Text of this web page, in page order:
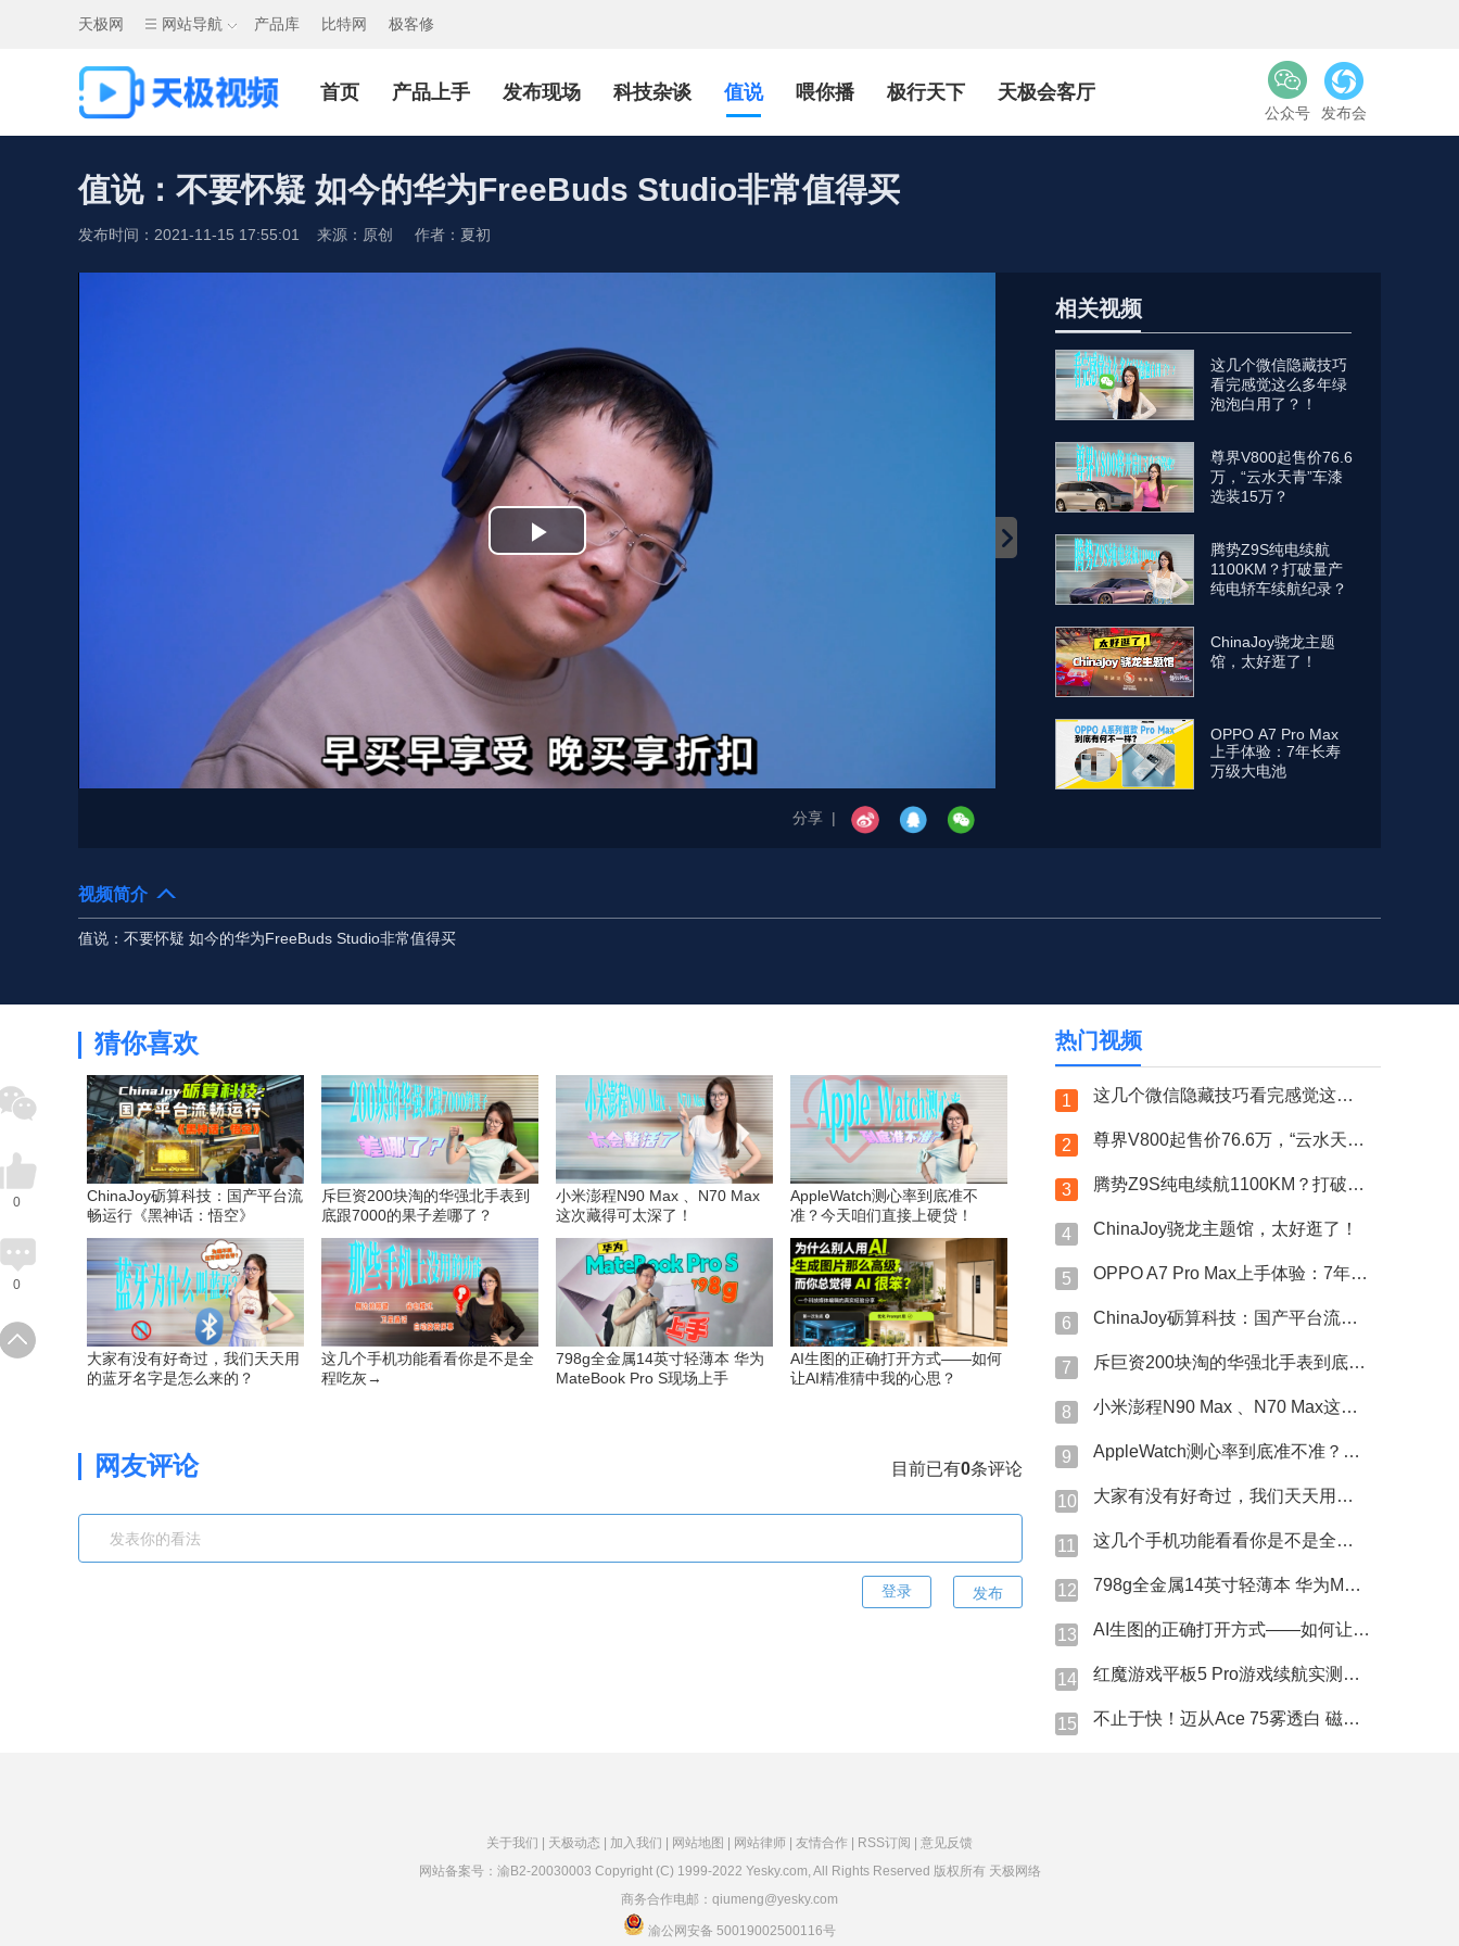
天极网 网站导航 产品库 比特网 极客修
首页 产品上手 发布现场 科技杂谈 值说 喂你播 极行天下 天极会客厅
公众号 发布会
值说：不要怀疑 如今的华为FreeBuds Studio非常值得买
发布时间：2021-11-15 17:55:01 来源：原创 作者：夏初
Play
Video
分享 |
相关视频
这几个微信隐藏技巧
看完感觉这么多年绿
泡泡白用了？！
尊界V800起售价76.6
万，“云水天青”车漆
选装15万？
腾势Z9S纯电续航
1100KM？打破量产
纯电轿车续航纪录？
ChinaJoy骁龙主题
馆，太好逛了！
OPPO A7 Pro Max
上手体验：7年长寿
万级大电池
视频简介
值说：不要怀疑 如今的华为FreeBuds Studio非常值得买
0
0
猜你喜欢
ChinaJoy砺算科技：国产平台流
畅运行《黑神话：悟空》
斥巨资200块淘的华强北手表到
底跟7000的果子差哪了？
小米澎程N90 Max 、N70 Max
这次藏得可太深了！
AppleWatch测心率到底准不
准？今天咱们直接上硬贷！
大家有没有好奇过，我们天天用
的蓝牙名字是怎么来的？
这几个手机功能看看你是不是全
程吃灰→
798g全金属14英寸轻薄本 华为
MateBook Pro S现场上手
AI生图的正确打开方式——如何
让AI精准猜中我的心思？
网友评论 目前已有0条评论
发布
热门视频
1 这几个微信隐藏技巧看完感觉这么多年绿泡泡白用了？！
2 尊界V800起售价76.6万，“云水天青”车漆选装15万？
3 腾势Z9S纯电续航1100KM？打破量产纯电轿车续航纪录？
4 ChinaJoy骁龙主题馆，太好逛了！
5 OPPO A7 Pro Max上手体验：7年长寿万级大电池
6 ChinaJoy砺算科技：国产平台流畅运行《黑神话：悟空》
7 斥巨资200块淘的华强北手表到底跟7000的果子差哪了？
8 小米澎程N90 Max 、N70 Max这次藏得可太深了！
9 AppleWatch测心率到底准不准？今天咱们直接上硬贷！
10 大家有没有好奇过，我们天天用的蓝牙名字是怎么来的？
11 这几个手机功能看看你是不是全程吃灰→
12 798g全金属14英寸轻薄本 华为MateBook Pro S现场上手
13 AI生图的正确打开方式——如何让AI精准猜中我的心思？
14 红魔游戏平板5 Pro游戏续航实测表现究竟如何？
15 不止于快！迈从Ace 75雾透白 磁轴键盘体验
关于我们 | 天极动态 | 加入我们 | 网站地图 | 网站律师 | 友情合作 | RSS订阅 | 意见反馈
网站备案号： 渝B2-20030003 Copyright (C) 1999-2022 Yesky.com, All Rights Reserved 版权所有 天极网络
商务合作电邮：qiumeng@yesky.com
渝公网安备 50019002500116号